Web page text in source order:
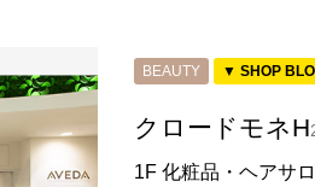
BEAUTY ▼ SHOP
クロードモネH
1F 化粧品・ヘアサ